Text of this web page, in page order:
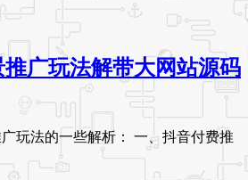
广玩法解带大网站源码
玩法的一些解析： 一、抖音付费推